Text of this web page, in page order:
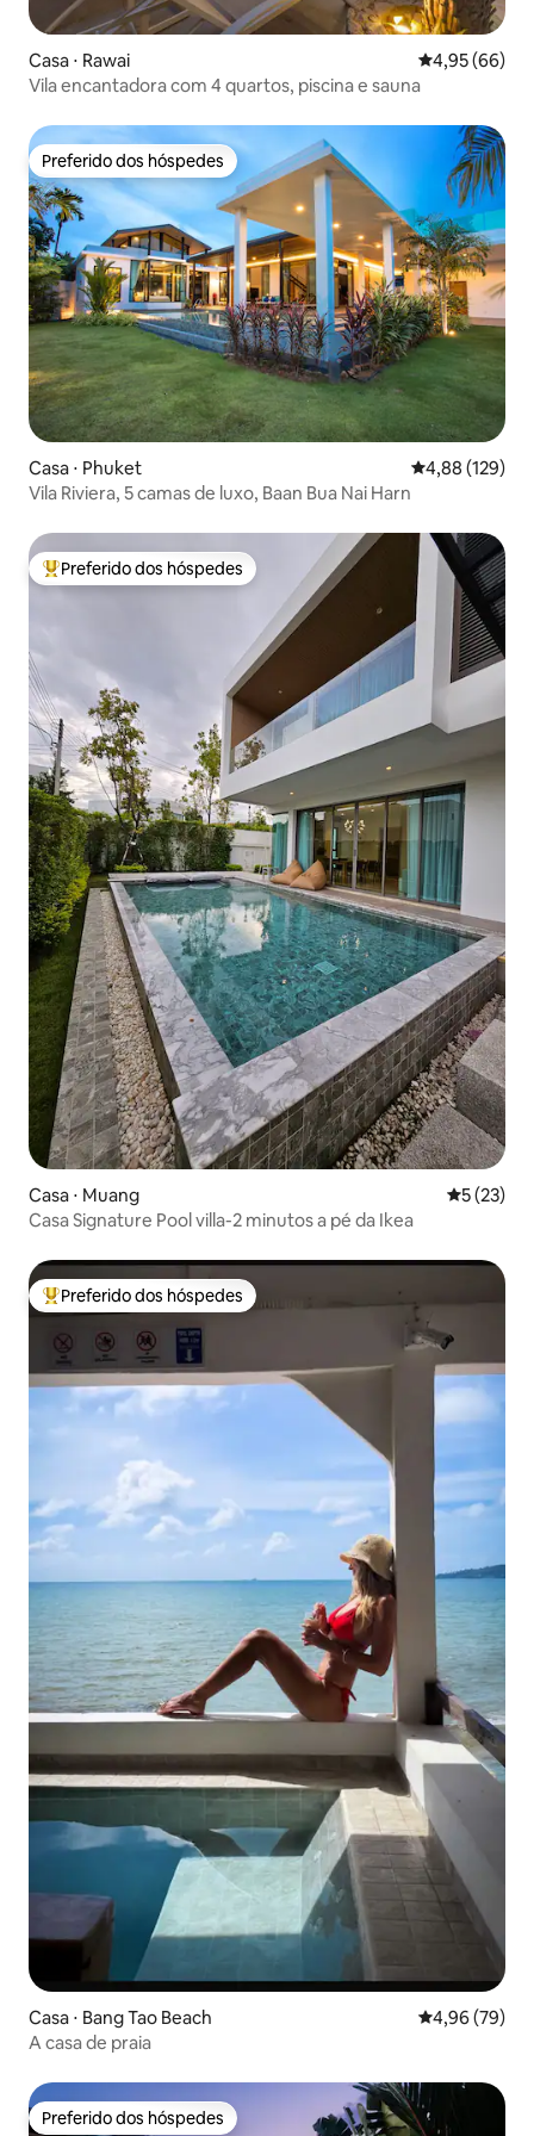
Casa ⋅ Rawai 4,95 de uma
4,95 (66)
Vila encantadora com 4 quartos, piscina e sauna
Preferido dos hóspedes
Preferido dos hóspedes
Casa ⋅ Phuket 4,88 de uma
4,88 (129)
Vila Riviera, 5 camas de luxo, Baan Bua Nai Harn
Entre os melhores preferidos dos hóspedes
Preferido dos hóspedes
Casa ⋅ Muang 5 de uma
5 (23)
Casa Signature Pool villa-2 minutos a pé da Ikea
Entre os melhores preferidos dos hóspedes
Preferido dos hóspedes
Casa ⋅ Bang Tao Beach 4,96 de uma
4,96 (79)
A casa de praia
Preferido dos hóspedes
Preferido dos hóspedes